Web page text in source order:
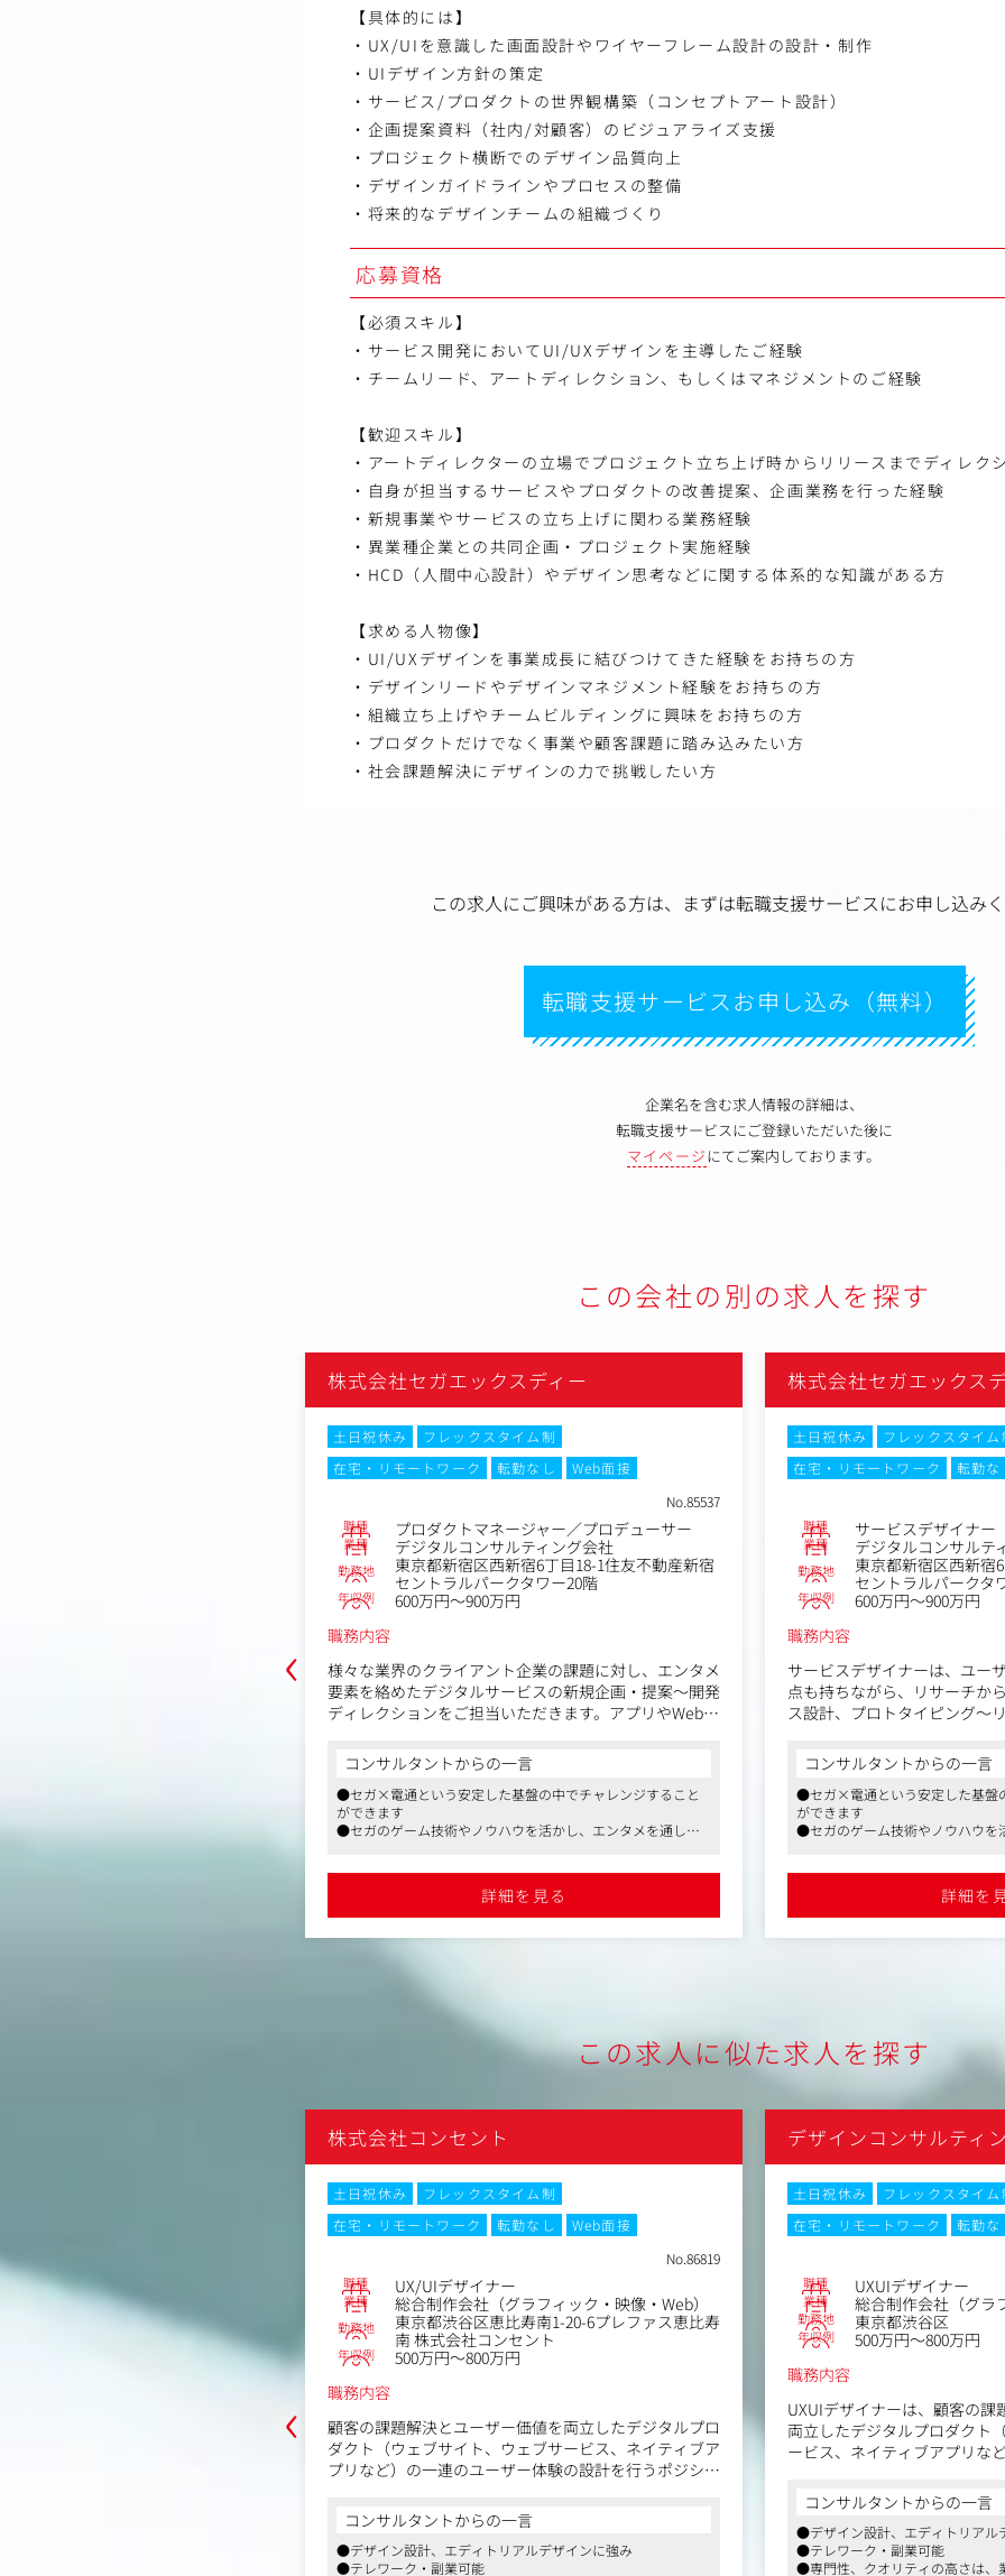
【具体的には】
・UX/UIを意識した画面設計やワイヤーフレーム設計の設計・制作
・UIデザイン方針の策定
・サービス/プロダクトの世界観構築（コンセプトアート設計）
・企画提案資料（社内/対顧客）のビジュアライズ支援
・プロジェクト横断でのデザイン品質向上
・デザインガイドラインやプロセスの整備
・将来的なデザインチームの組織づくり
応募資格
【必須スキル】
・サービス開発においてUI/UXデザインを主導したご経験
・チームリード、アートディレクション、もしくはマネジメントのご経験
【歓迎スキル】
・アートディレクターの立場でプロジェクト立ち上げ時からリリースまでディレク
・自身が担当するサービスやプロダクトの改善提案、企画業務を行った経験
・新規事業やサービスの立ち上げに関わる業務経験
・異業種企業との共同企画・プロジェクト実施経験
・HCD（人間中心設計）やデザイン思考などに関する体系的な知識がある方
【求める人物像】
・UI/UXデザインを事業成長に結びつけてきた経験をお持ちの方
・デザインリードやデザインマネジメント経験をお持ちの方
・組織立ち上げやチームビルディングに興味をお持ちの方
・プロダクトだけでなく事業や顧客課題に踏み込みたい方
・社会課題解決にデザインの力で挑戦したい方
この求人にご興味がある方は、 まずは転職支援サービスにお申し込み
転職支援サービスお申し込み（無料）
企業名を含む求人情報の詳細は、
転職支援サービスにご登録いただいた後に
マイページにてご案内しております。
この会社の別の求人を探す
‹
株式会社セガエックスディー
土日祝休み
フレックスタイム制
在宅・リモートワーク
転勤なし
Web面接
No.85537
職種 プロダクトマネージャー／プロデューサー
業種 デジタルコンサルティング会社
勤務地
東京都新宿区西新宿6丁目18-1住友不動産新宿
セントラルパークタワー20階
年収例
600万円～900万円
職務内容
様々な業界のクライアント企業の課題に対し、エンタメ
要素を絡めたデジタルサービスの新規企画・提案～開発
ディレクションをご担当いただきます。アプリやWebサ
ゲームなど様々なエンタメサービスの制作に携わること
ができます。
■具体的な業務内容
プロジェクトに応じて、以下の業務を実行します。
・ペルソナ設計、カスタマージャーニー作成
・画面設計、ワイヤーフレーム作成
はじめは既存プロジェクトのメンバーとして入っていた
だき、一部機能の企画・仕様検討や、デザインのディレ
クション等、これまでのご経験や適性に合わせた業務か
わっていただきます。
将来的には複数のプロジェクトを牽引するマネージャー
として、ステップアップしていただくことを期待してい
ます。
サービス企画は一人ではなく、複数メンバーでアイデア
■得られる経験
・エンタメ×新規事業という、専門性の高いコンサルテ
ィング経験
・短期間での複数事業の立ち上げ
・toB、toCの両視点を意識したスピード感のあるサー
ビス開発
・多種多様な業界知識と共同事業開発の経験
コンサルタントからの一言
●セガ×電通という安定した基盤の中でチャレンジすること
ができます
●セガのゲーム技術やノウハウを活かし、エンタメを通して
詳細を見る
株式会社セガエックス
土日祝休み
フレックスタイム
在宅・リモートワーク
転勤な
職種 サービスデザイナー
業種 デジタルコンサルテ
勤務地
東京都新宿区西新宿
セントラルパークタ
年収例
600万円～900万円
職務内容
サービスデザイナーは、ユー
点も持ちながら、リサーチか
ス設計、プロトタイピング～
「何を作るべきか」から考え
良しを実現する体験設計に挑
【業務内容】
・新規事業・新サービスの構
・顧客体験設計（CX設計）
・サービスコンセプト設計
既存サービスの改善ではなく
ユーザーや市場の理解を起点
イアントや社内メンバーと共
ていただくことを期待してい
コンサルタントからの一言
●セガ×電通という安定した基盤
ができます
●セガのゲーム技術やノウハウを
詳細を
この求人に似た求人を探す
‹
ンテンツメーカー（ゲーム・映
田区神田練塀町300住友不動産秋葉
株式会社コンセント
土日祝休み
フレックスタイム制
在宅・リモートワーク
転勤なし
Web面接
No.86819
職種 UX/UIデザイナー
業種 総合制作会社（グラフィック・映像・Web）
勤務地
東京都渋谷区恵比寿南1-20-6プレファス恵比寿
南 株式会社コンセント
年収例
500万円～800万円
職務内容
顧客の課題解決とユーザー価値を両立したデジタルプロ
ダクト（ウェブサイト、ウェブサービス、ネイティブア
プリなど）の一連のユーザー体験の設計を行うポジショ
ユーザーリサーチ・要求事項や要件の整理・プロトタイ
ピング・アクティビティ設計・情報設計・デザインルー
ルやトーン&マナー設計・UIデザイン・ユーザーテスト
コンサルタントからの一言
●デザイン設計、エディトリアルデザインに強み
●テレワーク・副業可能
デザインコンサルティ
土日祝休み
フレックスタイム
在宅・リモートワーク
転勤な
職種 UXUIデザイナー
業種 総合制作会社（グラ
勤務地 東京都渋谷区
年収例
500万円～800万円
職務内容
UXUIデザイナーは、顧客の課
両立したデジタルプロダクト
ービス、ネイティブアプリな
【業務内容】
・UXデザインに関わる一連
・開発チームに対する実装に
コンサルタントからの一言
●デザイン設計、エディトリアル
●テレワーク・副業可能
●専門性、クオリティの高さは、